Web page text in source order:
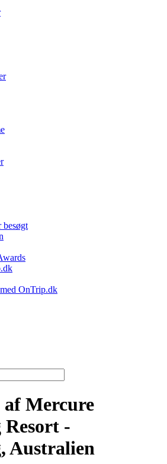
besøgt
OnTrip.dk
af Mercure
-
Australien